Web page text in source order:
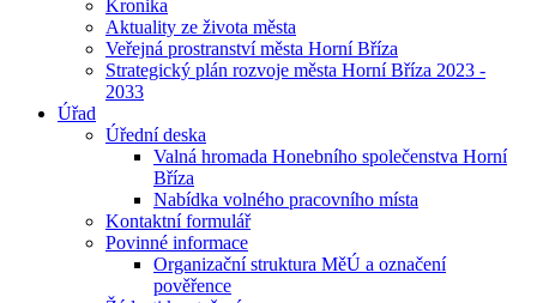
Kronika
Aktuality ze života města
Veřejná prostranství města Horní Bříza
Strategický plán rozvoje města Horní Bříza 2023 -
2033
Úřad
Úřední deska
Valná hromada Honebního společenstva Horní
Bříza
Nabídka volného pracovního místa
Kontaktní formulář
Povinné informace
Organizační struktura MěÚ a označení
pověřence